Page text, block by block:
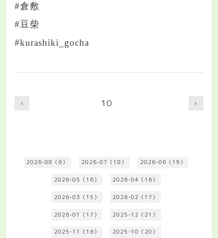
#倉敷
#豆柴
#kurashiki_gocha
10
2026-08（6） 2026-07（18） 2026-06（19）
2026-05（16） 2026-04（16）
2026-03（15） 2026-02（17）
2026-01（17） 2025-12（21）
2025-11（16） 2025-10（20）